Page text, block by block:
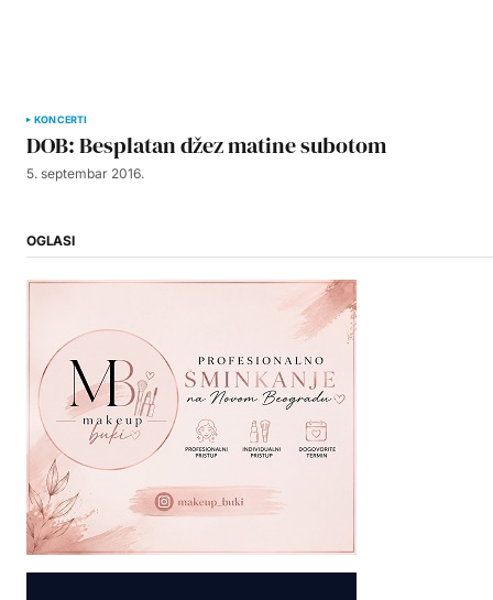
KONCERTI
DOB: Besplatan džez matine subotom
5. septembar 2016.
OGLASI